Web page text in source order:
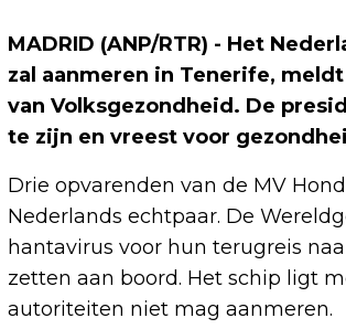
MADRID (ANP/RTR) - Het
zal aanmeren in Tenerife,
van Volksgezondheid. De
te zijn en vreest voor
Drie opvarenden van de MV
Nederlands echtpaar. De
hantavirus voor hun terugreis
zetten aan boord. Het schip ligt
autoriteiten niet mag aanmeren.